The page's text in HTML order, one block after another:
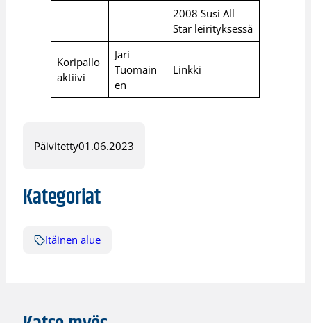
2008 Susi All
Star leirityksessä
Koripallo
aktiivi
Jari
Tuomain
en
Linkki
Päivitetty01.06.2023
Kategoriat
Itäinen alue